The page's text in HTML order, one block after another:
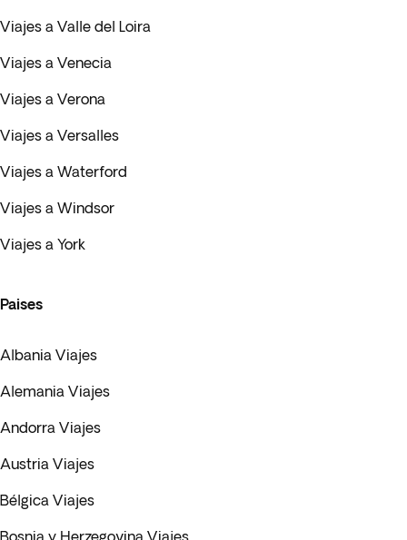
Viajes a Valle del Loira
Viajes a Venecia
Viajes a Verona
Viajes a Versalles
Viajes a Waterford
Viajes a Windsor
Viajes a York
Paises
Albania Viajes
Alemania Viajes
Andorra Viajes
Austria Viajes
Bélgica Viajes
Bosnia y Herzegovina Viajes